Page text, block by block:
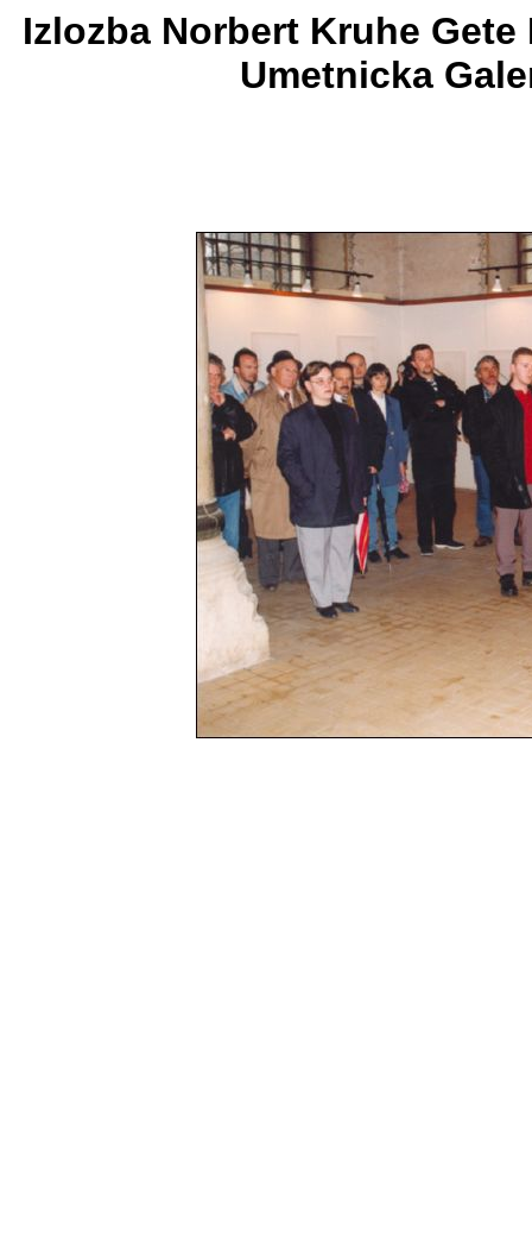
Izlozba Norbert Kruhe
Umetnicka